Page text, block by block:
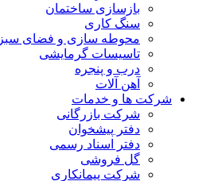
بازسازی ساختمان
سنگ کاری
محوطه سازی و فضای سبز
تاسیسات گرمایشی
درب و پنجره
آهن آلات
شرکت ها و خدمات
شرکت بازرگانی
دفتر پیشخوان
دفتر اسناد رسمی
گل فروشی
شرکت پیمانکاری